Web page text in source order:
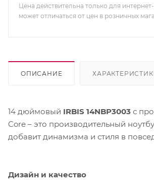
Цена действительна только для
может отличаться от цен в розничных
ОПИСАНИЕ
14 дюймовый IRBIS 14NBP3003 с
Core – это производительный
добавит динамизма и стиля в
Дизайн и качество